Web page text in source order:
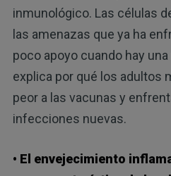
inmunológico. Las células
las amenazas que ya ha
poco apoyo cuando hay
explica por qué los adultos
peor a las vacunas y
infecciones nuevas.
• El envejecimiento